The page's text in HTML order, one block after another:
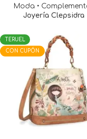
Moda •
Joyería Clepsidra
TERUEL
CON CUPÓN